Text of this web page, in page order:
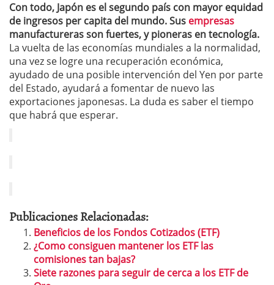
Con todo, Japón es el segundo país con mayor equidad
de ingresos per capita del mundo. Sus empresas
manufactureras son fuertes, y pioneras en tecnología.
La vuelta de las economías mundiales a la normalidad,
una vez se logre una recuperación económica,
ayudado de una posible intervención del Yen por parte
del Estado, ayudará a fomentar de nuevo las
exportaciones japonesas. La duda es saber el tiempo
que habrá que esperar.
Publicaciones Relacionadas:
Beneficios de los Fondos Cotizados (ETF)
¿Como consiguen mantener los ETF las
comisiones tan bajas?
Siete razones para seguir de cerca a los ETF de